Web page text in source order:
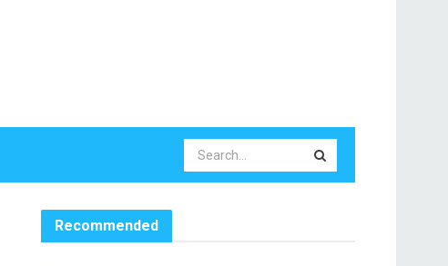
Recommended